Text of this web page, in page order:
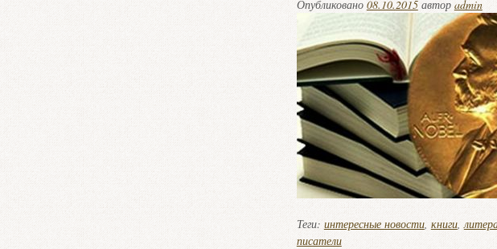
Опубликовано 08.10.2015автор admin
Теги: интересные новости, книги,
писатели